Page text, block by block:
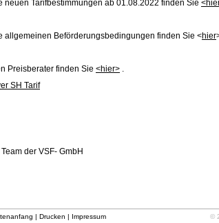
neuen Tarifbestimmungen ab 01.08.2022 finden Sie
allgemeinen Beförderungsbedingungen finden Sie <hier
Preisberater finden Sie <hier> .
SH Tarif
Team der VSF- GmbH
| Drucken | Impressum ©